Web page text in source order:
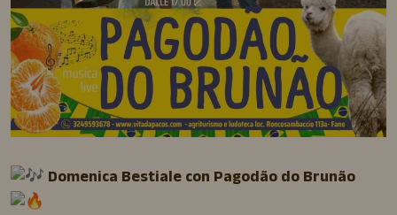
Domenica Bestiale con Pagodão do Brunão